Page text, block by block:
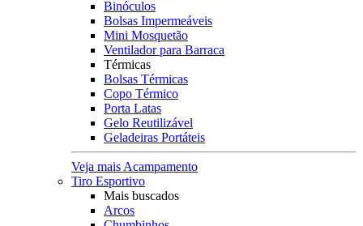
Binóculos
Bolsas Impermeáveis
Mini Mosquetão
Ventilador para Barraca
Térmicas
Bolsas Térmicas
Copo Térmico
Porta Latas
Gelo Reutilizável
Geladeiras Portáteis
Veja mais Acampamento
Tiro Esportivo
Mais buscados
Arcos